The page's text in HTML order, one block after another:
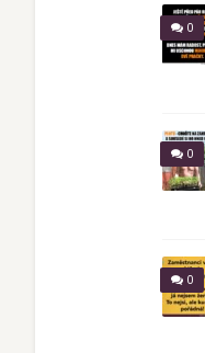
0
0
0